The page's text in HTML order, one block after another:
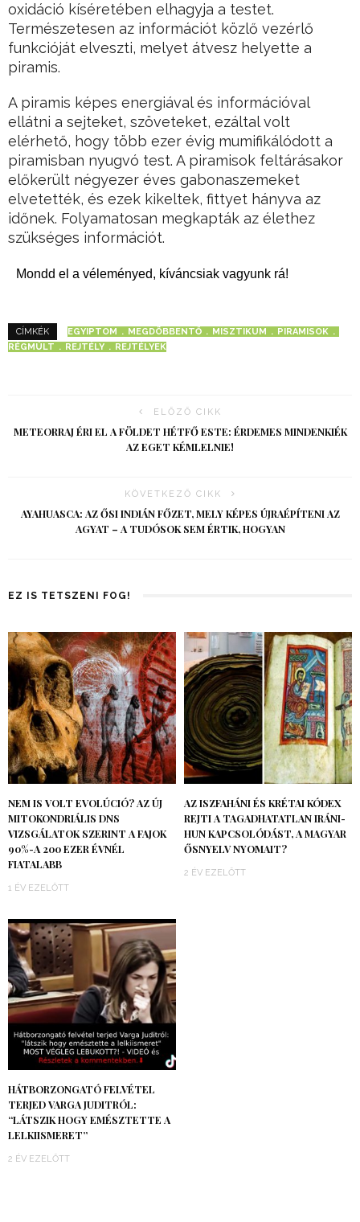
oxidáció kíséretében elhagyja a testet.
Természetesen az információt közlő vezérlő
funkcióját elveszti, melyet átvesz helyette a
piramis.
A piramis képes energiával és információval
ellátni a sejteket, szöveteket, ezáltal volt
elérhető, hogy több ezer évig mumifikálódott a
piramisban nyugvó test. A piramisok feltárásakor
előkerült négyezer éves gabonaszemeket
elvetették, és ezek kikeltek, fittyet hányva az
időnek. Folyamatosan megkapták az élethez
szükséges információt.
Mondd el a véleményed, kíváncsiak vagyunk rá!
CÍMKÉK EGYIPTOM MEGDÖBBENTŐ MISZTIKUM
PIRAMISOK
RÉGMÚLT
REJTÉLY REJTÉLYEK
ELŐZŐ CIKK
METEORRAJ ÉRI EL A FÖLDET HÉTFŐ ESTE: ÉRDEMES MINDENKIÉK
AZ EGET KÉMLELNIE!
KÖVETKEZŐ CIKK
AYAHUASCA: AZ ŐSI INDIÁN FŐZET, MELY KÉPES ÚJRAÉPÍTENI AZ
AGYAT – A TUDÓSOK SEM ÉRTIK, HOGYAN
EZ IS TETSZENI FOG!
NEM IS VOLT EVOLÚCIÓ? AZ ÚJ
MITOKONDRIÁLIS DNS
VIZSGÁLATOK SZERINT A FAJOK
90%-A 200 EZER ÉVNÉL
FIATALABB
1 ÉV EZELŐTT
AZ ISZFAHÁNI ÉS KRÉTAI KÓDEX
REJTI A TAGADHATATLAN IRÁNI-
HUN KAPCSOLÓDÁST, A MAGYAR
ŐSNYELV NYOMAIT?
2 ÉV EZELŐTT
HÁTBORZONGATÓ FELVÉTEL
TERJED VARGA JUDITRÓL:
“LÁTSZIK HOGY EMÉSZTETTE A
LELKIISMERET”
2 ÉV EZELŐTT